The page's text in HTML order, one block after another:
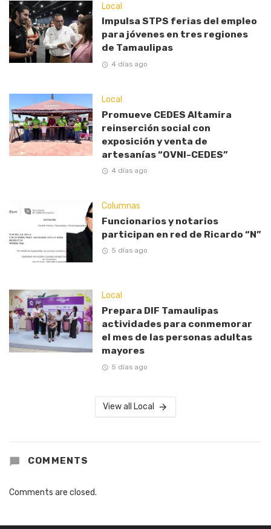
Local
Impulsa STPS ferias del empleo
para jóvenes en tres regiones
de Tamaulipas
4 días ago
Local
Promueve CEDES Altamira
reinserción social con
exposición y venta de
artesanías “OVNI-CEDES”
4 días ago
Columnas
Funcionarios y notarios
participan en red de Ricardo “N”
5 días ago
Local
Prepara DIF Tamaulipas
actividades para conmemorar
el mes de las personas adultas
mayores
5 días ago
View all Local
COMMENTS
Comments are closed.